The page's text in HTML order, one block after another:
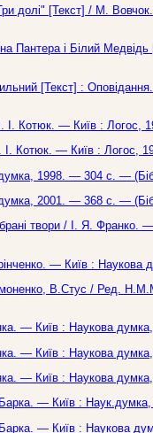
"Три долі" [Текст] / М.
Пантера і Білий
[Текст] :
І. Котюк. — Київ :
І. Котюк. — Київ : Логос,
1998. — 304 с. —
2001. — 368 с. —
твори / І. Я.
— Київ :
В.Стус / Ред.
— Київ : Наукова
— Київ : Наукова
— Київ : Наукова
— Київ :
— Київ : Наукова